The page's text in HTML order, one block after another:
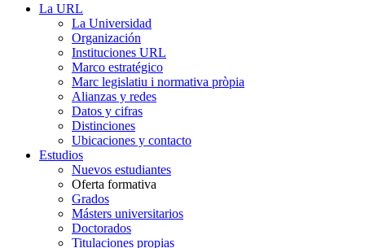
La URL
La Universidad
Organización
Instituciones URL
Marco estratégico
Marc legislatiu i normativa pròpia
Alianzas y redes
Datos y cifras
Distinciones
Ubicaciones y contacto
Estudios
Nuevos estudiantes
Oferta formativa
Grados
Másters universitarios
Doctorados
Titulaciones propias